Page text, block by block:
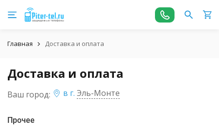
Главная Доставка и оплата
Доставка и оплата
Ваш город: в г. Эль-Монте
Прочее